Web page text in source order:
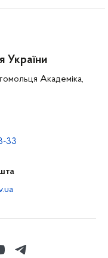
України
Академіка,
33